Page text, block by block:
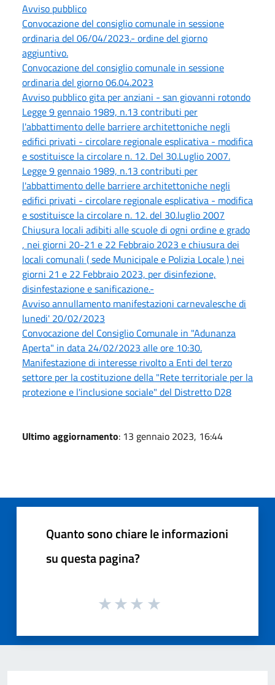
Avviso pubblico
Convocazione del consiglio comunale in sessione
ordinaria del 06/04/2023.- ordine del giorno
aggiuntivo.
Convocazione del consiglio comunale in sessione
ordinaria del giorno 06.04.2023
Avviso pubblico gita per anziani - san giovanni rotondo
Legge 9 gennaio 1989, n.13 contributi per
l'abbattimento delle barriere architettoniche negli
edifici privati - circolare regionale esplicativa - modifica
e sostituisce la circolare n. 12. Del 30.Luglio 2007.
Legge 9 gennaio 1989, n.13 contributi per
l'abbattimento delle barriere architettoniche negli
edifici privati - circolare regionale esplicativa - modifica
e sostituisce la circolare n. 12. del 30.luglio 2007
Chiusura locali adibiti alle scuole di ogni ordine e grado
, nei giorni 20-21 e 22 Febbraio 2023 e chiusura dei
locali comunali ( sede Municipale e Polizia Locale ) nei
giorni 21 e 22 Febbraio 2023, per disinfezione,
disinfestazione e sanificazione.-
Avviso annullamento manifestazioni carnevalesche di
lunedi' 20/02/2023
Convocazione del Consiglio Comunale in "Adunanza
Aperta" in data 24/02/2023 alle ore 10:30.
Manifestazione di interesse rivolto a Enti del terzo
settore per la costituzione della "Rete territoriale per la
protezione e l'inclusione sociale" del Distretto D28
Ultimo aggiornamento: 13 gennaio 2023, 16:44
Quanto sono chiare le informazioni
su questa pagina?